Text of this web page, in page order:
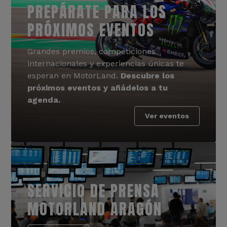
PREPÁRATE PARA LOS
PRÓXIMOS EVENTOS
Grandes premios, competiciones
internacionales y experiencias únicas te
esperan en MotorLand. Descubre los
próximos eventos y añádelos a tu
agenda.
Ver eventos
SERVICIO DE PRENSA
MOTORLAND ARAGÓN